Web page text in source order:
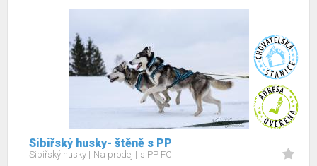
Sibiřský husky- štěně s PP
Sibiřský husky Na prodej s PP FCI